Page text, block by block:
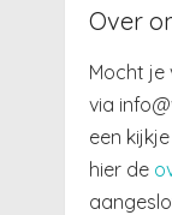
Over
Mocht je
via
een
hier de